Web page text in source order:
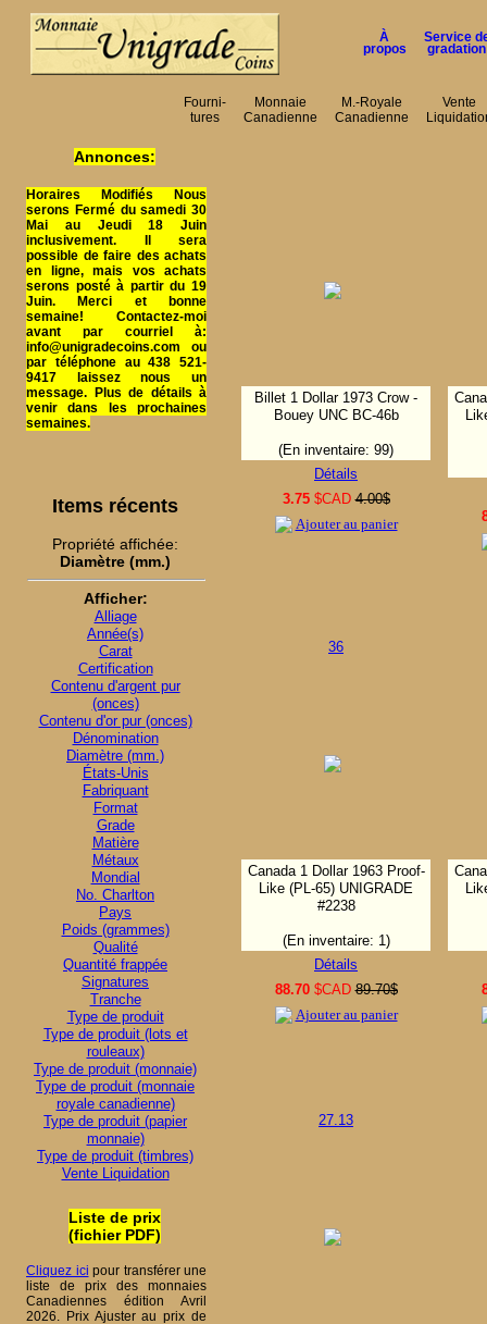
À
propos
Service
gradation
Fourni-
tures
Monnaie
Canadienne
M.-Royale
Canadienne
Vente
Annonces:
Horaires Modifiés Nous
serons Fermé du samedi 30
Mai au Jeudi 18 Juin
inclusivement. Il sera
possible de faire des achats
en ligne, mais vos achats
serons posté à partir du 19
Juin. Merci et bonne
semaine! Contactez-moi
avant par courriel à:
info@unigradecoins.com ou
par téléphone au 438 521-
9417 laissez nous un
message. Plus de détails à
venir dans les prochaines
semaines.
Items récents
Propriété affichée:
Diamètre (mm.)
Afficher:
Alliage
Année(s)
Carat
Certification
Contenu d'argent pur
(onces)
Contenu d'or pur (onces)
Dénomination
Diamètre (mm.)
États-Unis
Fabriquant
Format
Grade
Matière
Métaux
Mondial
No. Charlton
Pays
Poids (grammes)
Qualité
Quantité frappée
Signatures
Tranche
Type de produit
Type de produit (lots et
rouleaux)
Type de produit (monnaie)
Type de produit (monnaie
royale canadienne)
Type de produit (papier
monnaie)
Type de produit (timbres)
Vente Liquidation
Liste de prix
(fichier PDF)
Cliquez ici pour transférer une
liste de prix des monnaies
Canadiennes édition Avril
2026. Prix Ajuster au prix de
Billet 1 Dollar 1973 Crow -
Bouey UNC BC-46b
(En inventaire: 99)
Détails
3.75$CAD 4.00$
Ajouter au panier
36
Canada 1 Dollar 1963 Proof-
Like (PL-65) UNIGRADE
#2238
(En inventaire: 1)
Détails
88.70$CAD 89.70$
Ajouter au panier
27.13